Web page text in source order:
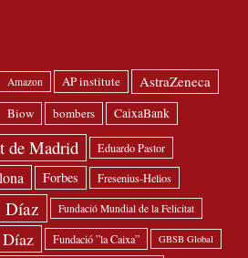
Amazon AP institute AstraZeneca
Biow bombers CaixaBank
de Madrid Eduardo Pastor
Forbes Fresenius-Helios
Díaz Fundació Mundial de la Felicitat
Fundació ”la Caixa” GBSB Global